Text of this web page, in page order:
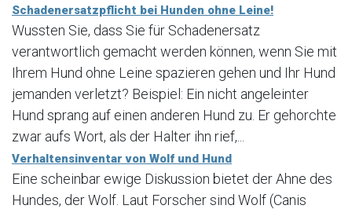
Schadenersatzpflicht bei Hunden ohne Leine!
Wussten Sie, dass Sie für Schadenersatz
verantwortlich gemacht werden können, wenn Sie mit
Ihrem Hund ohne Leine spazieren gehen und Ihr Hund
jemanden verletzt? Beispiel: Ein nicht angeleinter
Hund sprang auf einen anderen Hund zu. Er gehorchte
zwar aufs Wort, als der Halter ihn rief,...
Verhaltensinventar von Wolf und Hund
Eine scheinbar ewige Diskussion bietet der Ahne des
Hundes, der Wolf. Laut Forscher sind Wolf (Canis